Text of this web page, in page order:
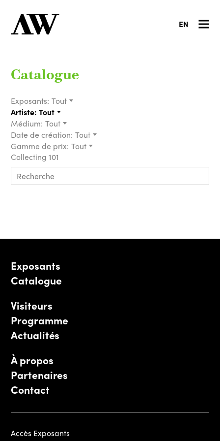
EN
Catalogue
Exposants: Tout
Artiste: Tout
Médium: Tout
Date de création: Tout
Gamme de prix: Tout
Collecting 101
Exposants
Catalogue
Visiteurs
Programme
Actualités
À propos
Partenaires
Contact
Accès Exposants